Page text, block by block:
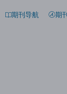
期刊导航 期